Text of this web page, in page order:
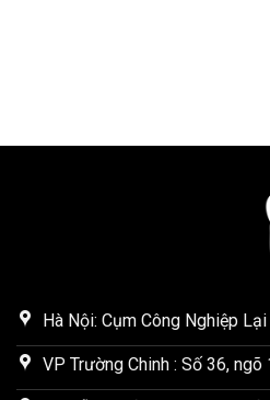
Hà Nội: Cụm Công Nghiệp
VP Trường Chinh : Số 36,